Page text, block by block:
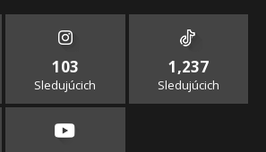
103
Sledujúcich
1,237
Sledujúcich